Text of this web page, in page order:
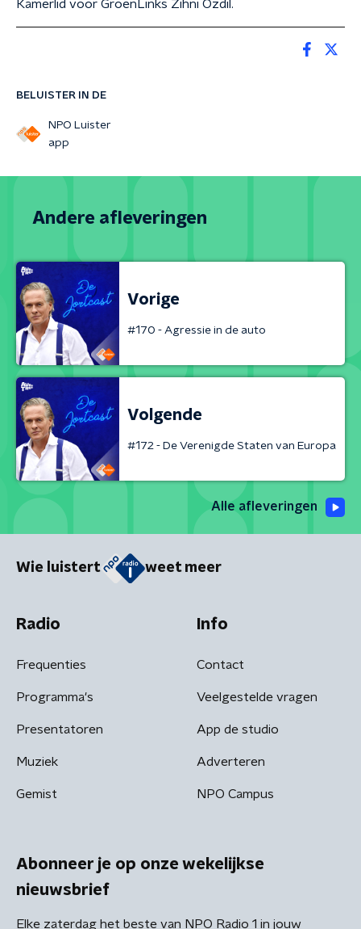
BELUISTER IN DE
NPO Luister
app
Kamerlid voor GroenLinks Zihni Özdil.
Andere afleveringen
Vorige
#170 - Agressie in de auto
Volgende
#172 - De Verenigde Staten van Europa
Alle afleveringen
Wie luistert weet meer
Radio
Frequenties
Programma's
Presentatoren
Muziek
Gemist
Info
Contact
Veelgestelde vragen
App de studio
Adverteren
NPO Campus
Abonneer je op onze wekelijkse
nieuwsbrief
Elke zaterdag het beste van NPO Radio 1 in jouw